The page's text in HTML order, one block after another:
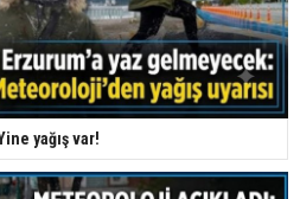
yağış var!